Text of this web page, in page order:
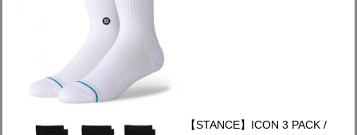
【STANCE】ICON 3 PACK /